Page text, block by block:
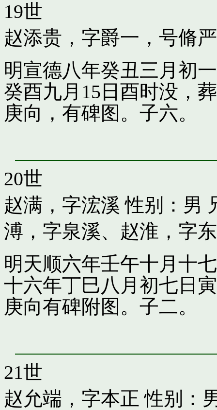
19世
赵添贵，字爵一，号脩严
明宣德八年癸丑三月初
癸酉九月15日酉时没，
庚向，有碑图。子六。
20世
赵满，字浤溪 性别：男
溥，字泉溪、 赵淮，字
明天顺六年壬午十月十
十六年丁巳八月初七日
庚向有碑附图。子二。
21世
赵允端，字本正 性别：